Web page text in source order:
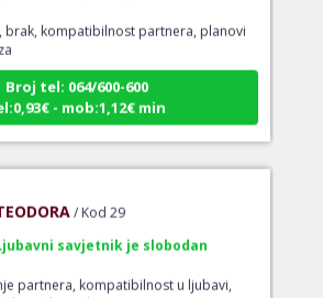
kompatibilnost partnera, planovi
Broj tel: 064/600-600
- mob:1,12€ min
partnera, kompatibilnost u ljubavi,
horoskop